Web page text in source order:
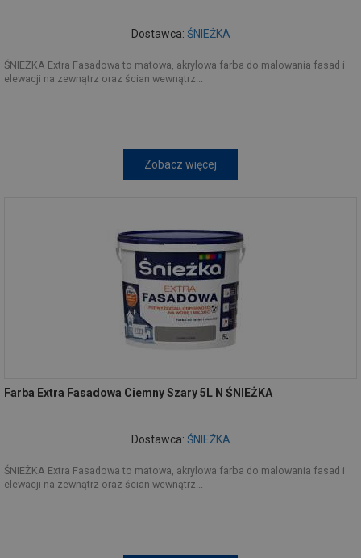
Dostawca: ŚNIEŻKA
ŚNIEŻKA Extra Fasadowa to matowa, akrylowa farba do malowania fasad i
elewacji na zewnątrz oraz ścian wewnątrz...
Zobacz więcej
Farba Extra Fasadowa Ciemny Szary 5L N ŚNIEŻKA
Dostawca: ŚNIEŻKA
ŚNIEŻKA Extra Fasadowa to matowa, akrylowa farba do malowania fasad i
elewacji na zewnątrz oraz ścian wewnątrz...